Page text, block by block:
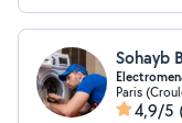
Sohayb
Paris
4,9/5